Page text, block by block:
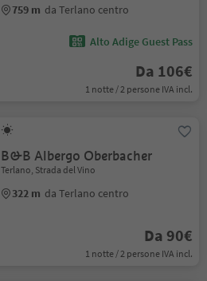
759 m da Terlano centro
Alto Adige Guest Pass
Da 106€
1 notte / 2 persone IVA incl.
B&B Albergo Oberbacher
Terlano, Strada del Vino
322 m da Terlano centro
Da 90€
1 notte / 2 persone IVA incl.